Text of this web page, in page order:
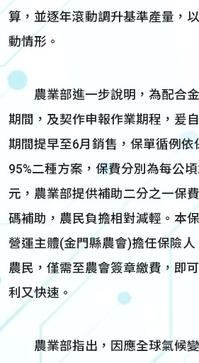
算，並逐年滾動調升基準產量，
動情形。
農業部進一步說明，為配合金
期間，及契作申報作業期程，爰
期間提早至6月銷售，保單循例依
95%二種方案，保費分別為每公
元，農業部提供補助二分之一保
碼補助，農民負擔相對減輕。本
營運主體(金門縣農會)擔任保險
農民，僅需至農會簽章繳費，即
利又快速。
農業部指出，因應全球氣候變